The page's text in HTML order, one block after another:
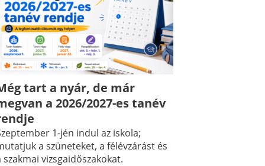
tart a nyár, de már
a 2026/2027-es tanév
1-jén indul az iskola;
a szüneteket, a félévzárást és
szakmai vizsgaidőszakokat.